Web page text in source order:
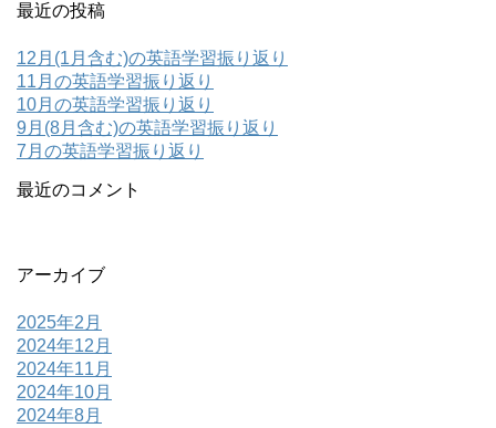
最近の投稿
12月(1月含む)の英語学習振り返り
11月の英語学習振り返り
10月の英語学習振り返り
9月(8月含む)の英語学習振り返り
7月の英語学習振り返り
最近のコメント
アーカイブ
2025年2月
2024年12月
2024年11月
2024年10月
2024年8月